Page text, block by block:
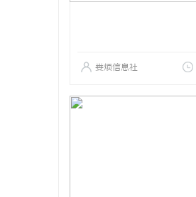
娄烦信息社